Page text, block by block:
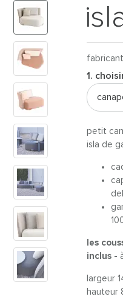
1.
petit
isla de
les
inclus -
largeur
hauteur